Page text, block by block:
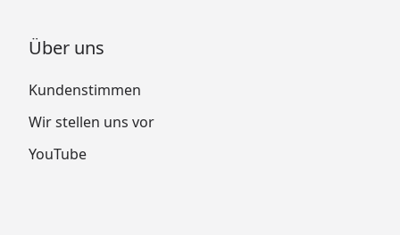
Über uns
Kundenstimmen
Wir stellen uns vor
YouTube